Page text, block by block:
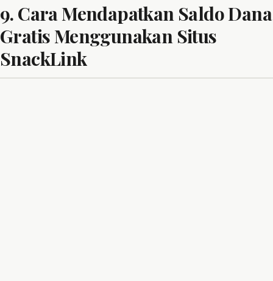
9. Cara Mendapatkan Saldo Dana
Gratis Menggunakan Situs
SnackLink